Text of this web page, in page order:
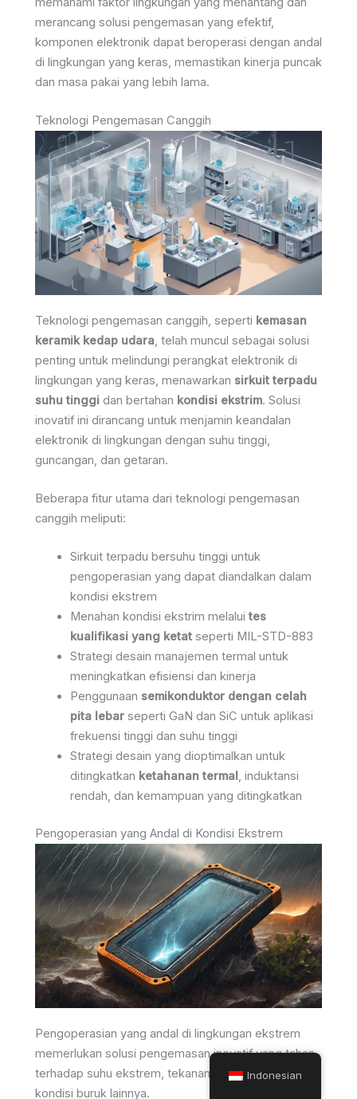
merancang solusi pengemasan yang efektif,
komponen elektronik dapat beroperasi dengan andal
di lingkungan yang keras, memastikan kinerja puncak
dan masa pakai yang lebih lama.
Teknologi Pengemasan Canggih
Teknologi pengemasan canggih, seperti kemasan
keramik kedap udara , telah muncul sebagai solusi
penting untuk melindungi perangkat elektronik di
lingkungan yang keras, menawarkan sirkuit terpadu
suhu tinggi dan bertahan kondisi ekstrim. Solusi
inovatif ini dirancang untuk menjamin keandalan
elektronik di lingkungan dengan suhu tinggi,
guncangan, dan getaran.
Beberapa fitur utama dari teknologi pengemasan
canggih meliputi:
Sirkuit terpadu bersuhu tinggi untuk
pengoperasian yang dapat diandalkan dalam
kondisi ekstrem
Menahan kondisi ekstrim melalui tes
kualifikasi yang ketatseperti MIL-STD-883
Strategi desain manajemen termal untuk
meningkatkan efisiensi dan kinerja
Penggunaan semikonduktor dengan celah
pita lebarseperti GaN dan SiC untuk aplikasi
frekuensi tinggi dan suhu tinggi
Strategi desain yang dioptimalkan untuk
ditingkatkan ketahanan termal, induktansi
rendah, dan kemampuan yang ditingkatkan
Pengoperasian yang Andal di Kondisi Ekstrem
Pengoperasian yang andal di lingkungan ekstrem
memerlukan solusi pengemasan inovatif yang tahan
terhadap suhu ekstrem, tekanan mekanis, dan
kondisi buruk lainnya.
Indonesian